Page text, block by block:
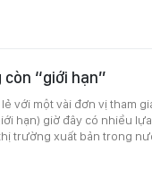
“giới hạn”
với một vài đơn vị tham
hạn) giờ đây có nhiều
trường xuất bản trong